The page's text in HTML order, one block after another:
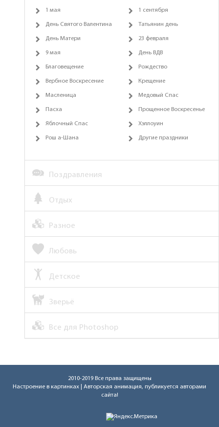
1 мая 1 сентября
День Святого Валентина Татьянин день
День Матери 23 февраля
9 мая День ВДВ
Благовещение Рождество
Вербное Воскресение Крещение
Масленица Медовый Спас
Пасха Прощенное Воскресенье
Яблочный Спас Хэллоуин
Рош а-Шана Другие праздники
Поздравления
Отдых
Разное
Любовь
Детское
Зверьё
Все для Photoshop
2010-2019 Все права защищены
Настроение в картинках | Авторская анимация, публикуется авторами
сайта!